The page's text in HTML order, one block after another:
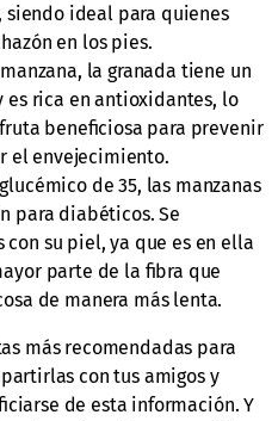
ideal para quienes
en los pies.
la granada tiene un
es rica en antioxidantes, lo
beneficiosa para prevenir
el envejecimiento.
de 35, las manzanas
para diabéticos. Se
su piel, ya que es en ella
parte de la fibra que
de manera más lenta.
más recomendadas para
con tus amigos y
de esta información. Y